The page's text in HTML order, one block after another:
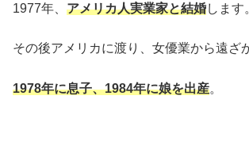
1977年、 アメリカ人実業家と結婚します
その後アメリカに渡り、女優業から遠ざ
1978年に息子、1984年に娘を出産。